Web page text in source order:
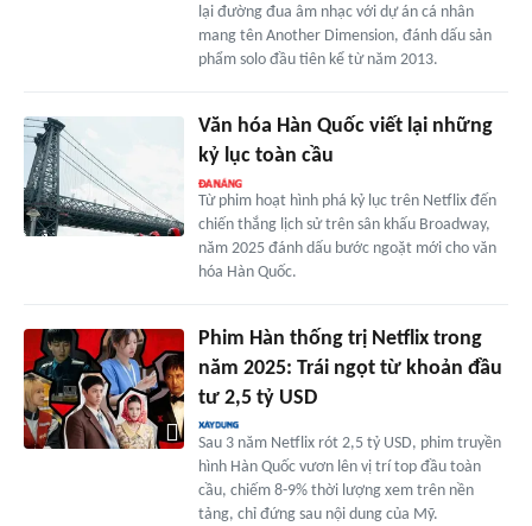
lại đường đua âm nhạc với dự án cá nhân
mang tên Another Dimension, đánh dấu sản
phẩm solo đầu tiên kể từ năm 2013.
Văn hóa Hàn Quốc viết lại những
kỷ lục toàn cầu
Từ phim hoạt hình phá kỷ lục trên Netflix đến
chiến thắng lịch sử trên sân khấu Broadway,
năm 2025 đánh dấu bước ngoặt mới cho văn
hóa Hàn Quốc.
Phim Hàn thống trị Netflix trong
năm 2025: Trái ngọt từ khoản đầu
tư 2,5 tỷ USD
Sau 3 năm Netflix rót 2,5 tỷ USD, phim truyền
hình Hàn Quốc vươn lên vị trí top đầu toàn
cầu, chiếm 8-9% thời lượng xem trên nền
tảng, chỉ đứng sau nội dung của Mỹ.